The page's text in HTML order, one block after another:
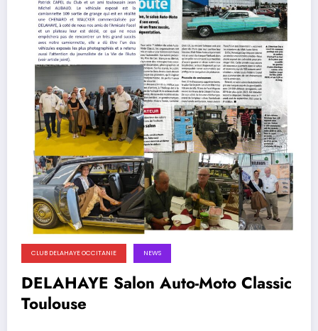
CLUB DELAHAYE OCCITANIE NEWS
DELAHAYE Salon Auto-Moto Classic
Toulouse